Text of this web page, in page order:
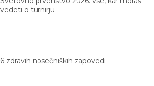
vedeti o turnirju
6 zdravih nosečniških zapovedi